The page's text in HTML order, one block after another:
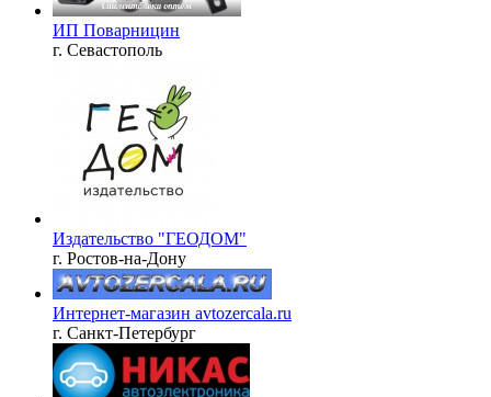
ИП Поварницин
г. Севастополь
Издательство "ГЕОДОМ"
г. Ростов-на-Дону
Интернет-магазин avtozercala.ru
г. Санкт-Петербург